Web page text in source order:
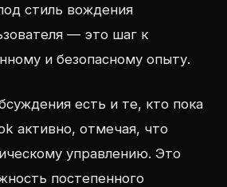
стиль вождения
— это шаг к
и безопасному опыту.
есть и те, кто пока
активно, отмечая, что
управлению. Это
постепенного